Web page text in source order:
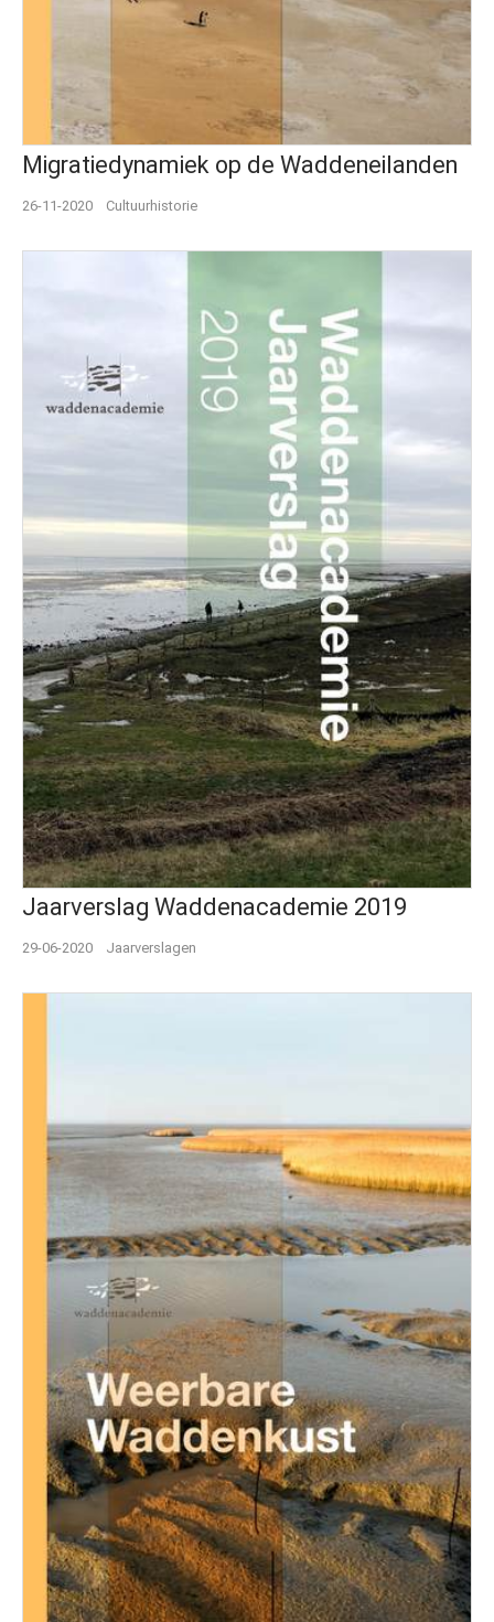
Migratiedynamiek op de Waddeneilanden
26-11-2020 Cultuurhistorie
Jaarverslag Waddenacademie 2019
29-06-2020 Jaarverslagen